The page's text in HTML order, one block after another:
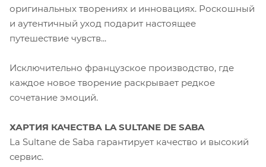
оригинальных творениях и инновациях. Роскошный
и аутентичный уход подарит настоящее
путешествие чувств...
Исключительно французское производство, где
каждое новое творение раскрывает редкое
сочетание эмоций.
ХАРТИЯ КАЧЕСТВА LA SULTANE DE SABA
La Sultane de Saba гарантирует качество и высокий
сервис.